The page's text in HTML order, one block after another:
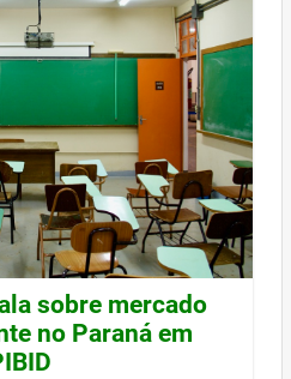
sobre mercado
no Paraná em